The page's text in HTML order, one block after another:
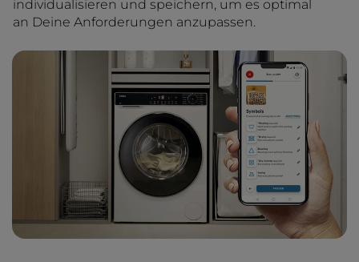
individualisieren und speichern, um es optimal
an Deine Anforderungen anzupassen.